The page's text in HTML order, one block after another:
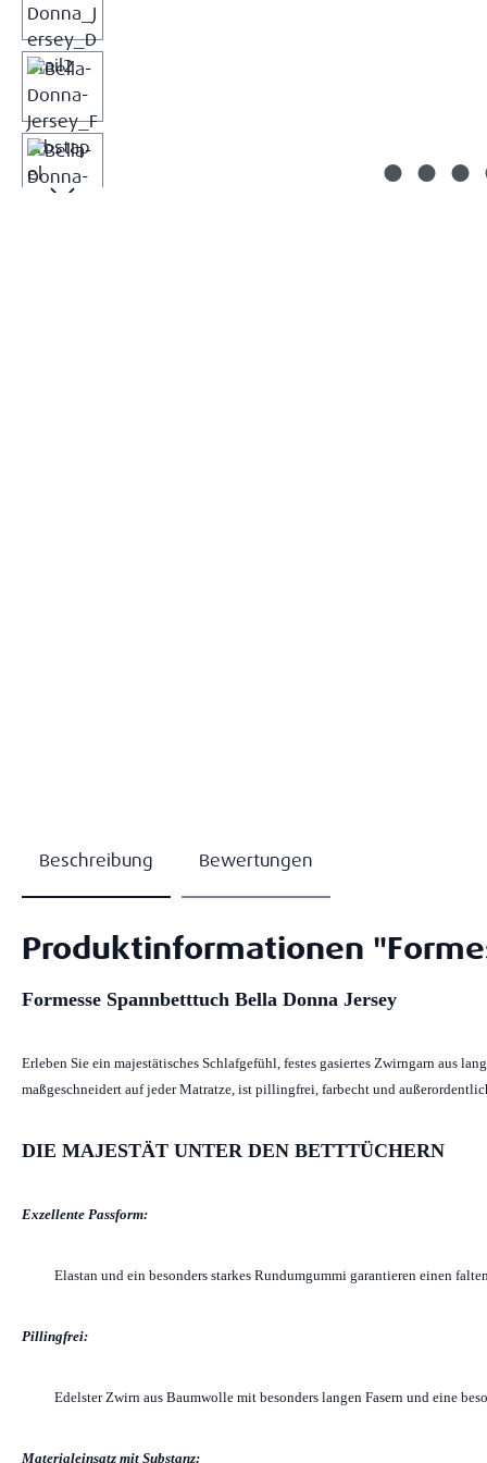
Beschreibung Bewertungen
Produktinformationen
Formesse Spannbetttuch Bella Donna Jersey
Erleben Sie ein majestätisches Schlafgefühl, festes gasiertes Zwirngarn aus
maßgeschneidert auf jeder Matratze, ist pillingfrei, farbecht und
DIE MAJESTÄT UNTER DEN BETTTÜCHERN
Exzellente Passform:
Elastan und ein besonders starkes Rundumgummi garantieren einen
Pillingfrei:
Edelster Zwirn aus Baumwolle mit besonders langen Fasern und eine
Materialeinsatz mit Substanz: